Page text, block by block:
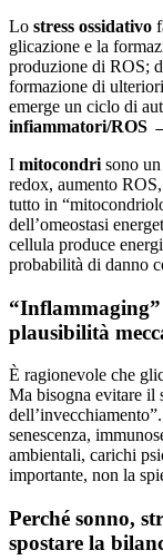
Lo stress ossidativo
glicazione e la
produzione di ROS;
formazione di
emerge un ciclo di
infiammatori/ROS
I mitocondri sono
redox, aumento
tutto in
dell’omeostasi
cellula produce
probabilità di danno
plausibilità
È ragionevole che
Ma bisogna evitare il
senescenza,
ambientali, carichi
importante, non la
Perché sonno,
spostare la